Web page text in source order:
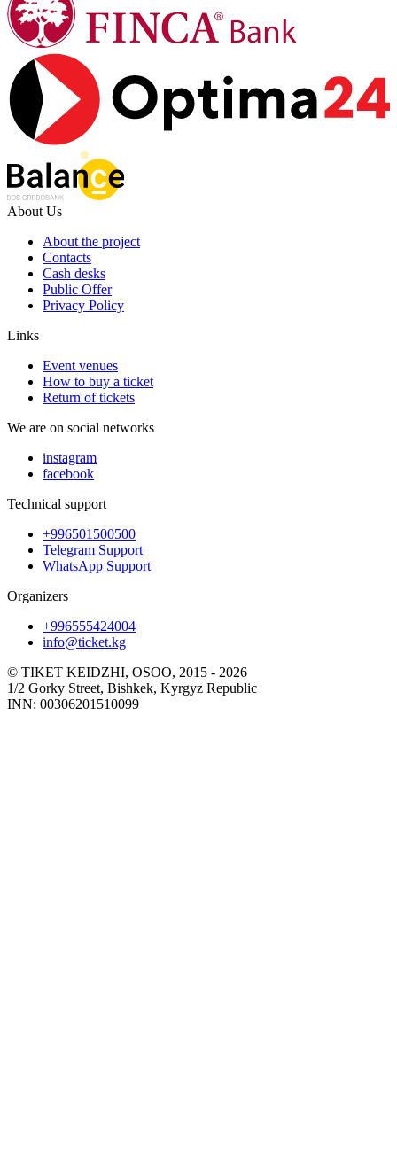
About Us
About the project
Contacts
Cash desks
Public Offer
Privacy Policy
Links
Event venues
How to buy a ticket
Return of tickets
We are on social networks
instagram
facebook
Technical support
+996501500500
Telegram Support
WhatsApp Support
Organizers
+996555424004
info@ticket.kg
© TIKET KEIDZHI, OSOO, 2015 - 2026
1/2 Gorky Street, Bishkek, Kyrgyz Republic
INN: 00306201510099